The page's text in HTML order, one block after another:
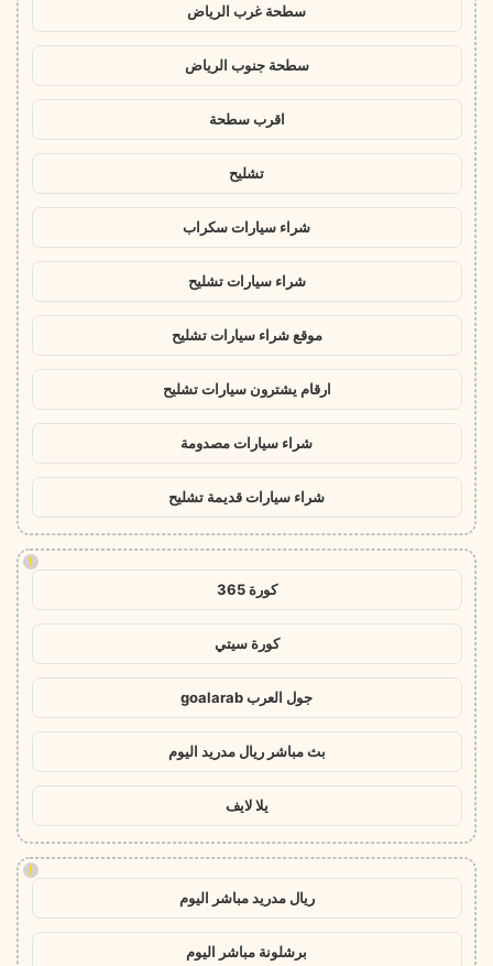
سطحة غرب الرياض
سطحة جنوب الرياض
اقرب سطحة
تشليح
شراء سيارات سكراب
شراء سيارات تشليح
موقع شراء سيارات تشليح
ارقام يشترون سيارات تشليح
شراء سيارات مصدومة
شراء سيارات قديمة تشليح
!
كورة 365
كورة سيتي
جول العرب goalarab
بث مباشر ريال مدريد اليوم
يلا لايف
!
ريال مدريد مباشر اليوم
برشلونة مباشر اليوم